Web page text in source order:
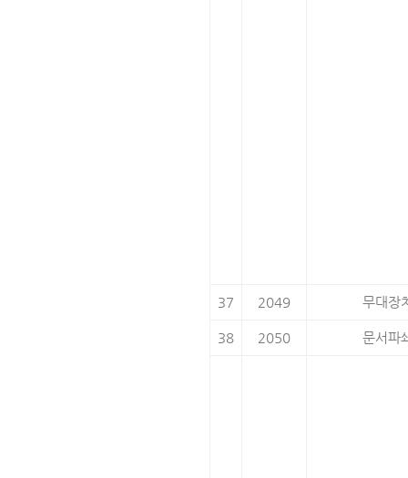
37 2049 무대장
38 2050 문서파